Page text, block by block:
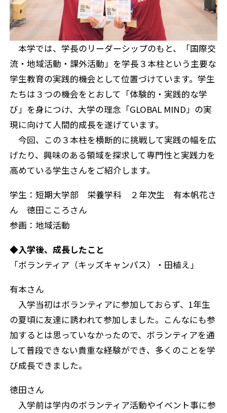
本学では、学長のリーダーシップのもと、「国際交
流・地域活動・課外活動」を学長３本柱という主要な
学生教育の実践的機会として位置づけています。学生
たちは３つの機会をとおして「体験的・実践的な学
び」を身につけ、大学の理念「GLOBAL MIND」の実
現に向けて人間的成長を遂げています。
今回、この３本柱を横断的に挑戦して実践の幅を広
げたり、興味のある領域を探求して専門性と実践力を
高めている学生さんをご紹介します。
学生：短期大学部 栄養学科 ２年次生 有本帆花さ
ん 徳田こころさん
参画：地域活動
◆入学後、成長したこと
「ボランティア（キッズキャンパス）・田植え」
有本さん
入学当初はボランティアに参加しておらず、1年生
の夏頃に友達に誘われて参加しました。こんなにも参
加するとは思っていなかったので、ボランティアを通
して普段できない貴重な経験ができ、多くのことを学
び成長できました。
徳田さん
入学前は学内のボランティア活動やイベント事に参